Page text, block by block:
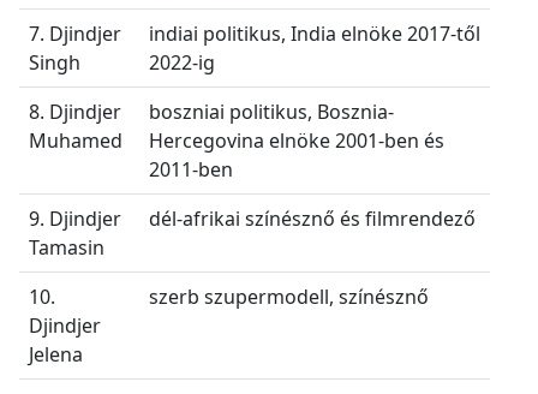
7. Djindjer
Singh
indiai politikus, India elnöke 2017-től
2022-ig
8. Djindjer
Muhamed
boszniai politikus, Bosznia-
Hercegovina elnöke 2001-ben és
2011-ben
9. Djindjer
Tamasin
dél-afrikai színésznő és filmrendező
10.
Djindjer
Jelena
szerb szupermodell, színésznő